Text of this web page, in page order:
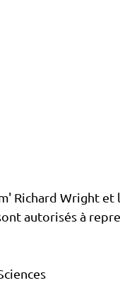
Richard Wright
autorisés à